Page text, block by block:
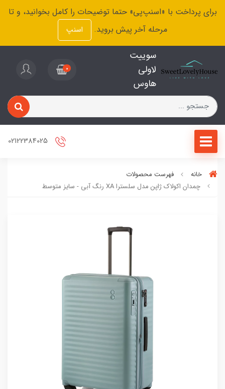
برای پرداخت با «اسنپ‌پی» حتما توضیحات را کامل بخوانید، و تا
مرحله آخر پیش بروید.
اسنپ
سوییت
لاولی
هاوس
0
خانه
فهرست محصولات
چمدان اکولاک ژاپن مدل سلسترا XA رنگ آبی - سایز متوسط